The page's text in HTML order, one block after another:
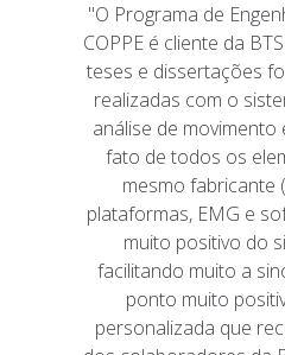
"O Programa de
COPPE é cliente da
teses e dissertações
realizadas com o
análise de movimento
fato de todos os
mesmo fabricante
plataformas, EMG e
muito positivo do
facilitando muito a
ponto muito
personalizada que